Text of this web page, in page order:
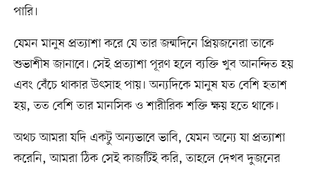
পারি।
যেমন মানুষ প্রত্যাশা করে যে তার জন্মদিনে প্রিয়জনেরা তাকে
শুভাশীষ জানাবে। সেই প্রত্যাশা পূরণ হলে ব্যক্তি খুব আনন্দিত হয়
এবং বেঁচে থাকার উৎসাহ পায়। অন্যদিকে মানুষ যত বেশি হতাশ
হয়, তত বেশি তার মানসিক ও শারীরিক শক্তি ক্ষয় হতে থাকে।
অথচ আমরা যদি একটু অন্যভাবে ভাবি, যেমন অন্যে যা প্রত্যাশা
করেনি, আমরা ঠিক সেই কাজটিই করি, তাহলে দেখব দুজনের